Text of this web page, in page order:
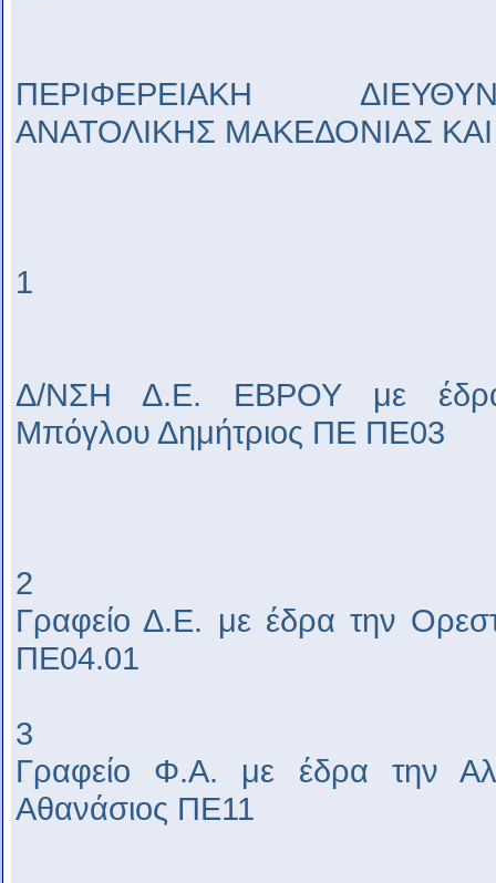
ΠΕΡΙΦΕΡΕΙΑΚΗ
ΑΝΑΤΟΛΙΚΗΣ ΜΑΚΕΔΟΝΙΑΣ
1
Δ/ΝΣΗ Δ.Ε. ΕΒΡΟΥ με έδρα
Μπόγλου Δημήτριος ΠΕ ΠΕ03
2
Γραφείο Δ.Ε. με έδρα την
ΠΕ04.01
3
Γραφείο Φ.Α. με έδρα την
Αθανάσιος ΠΕ11